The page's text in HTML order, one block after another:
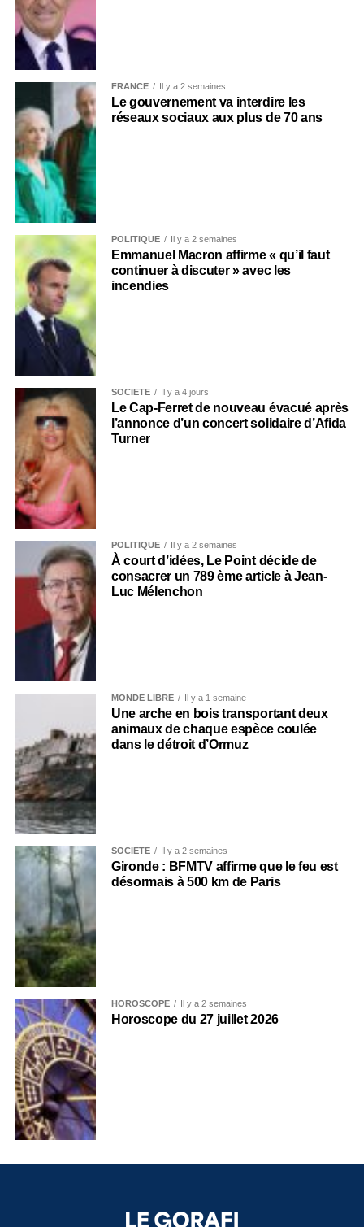
FRANCE Il y a 2 semaines
Le gouvernement va interdire les
réseaux sociaux aux plus de 70 ans
POLITIQUE Il y a 2 semaines
Emmanuel Macron affirme « qu’il faut
continuer à discuter » avec les
incendies
SOCIÉTÉ Il y a 4 jours
Le Cap-Ferret de nouveau évacué après
l’annonce d’un concert solidaire d’Afida
Turner
POLITIQUE Il y a 2 semaines
À court d’idées, Le Point décide de
consacrer un 789 ème article à Jean-
Luc Mélenchon
MONDE LIBRE Il y a 1 semaine
Une arche en bois transportant deux
animaux de chaque espèce coulée
dans le détroit d’Ormuz
SOCIÉTÉ Il y a 2 semaines
Gironde : BFMTV affirme que le feu est
désormais à 500 km de Paris
HOROSCOPE Il y a 2 semaines
Horoscope du 27 juillet 2026